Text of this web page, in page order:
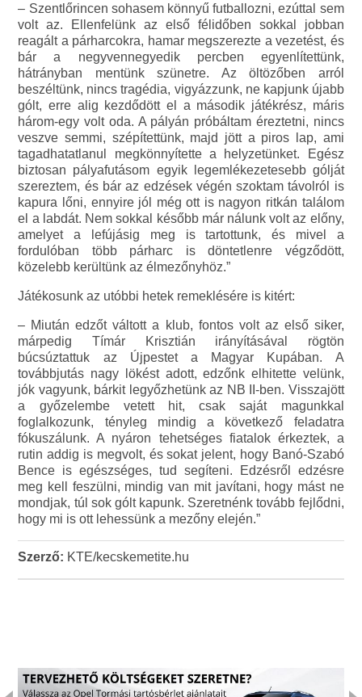
– Szentlőrincen sohasem könnyű futballozni, ezúttal sem
volt az. Ellenfelünk az első félidőben sokkal jobban
reagált a párharcokra, hamar megszerezte a vezetést, és
bár a negyvennegyedik percben egyenlítettünk,
hátrányban mentünk szünetre. Az öltözőben arról
beszéltünk, nincs tragédia, vigyázzunk, ne kapjunk újabb
gólt, erre alig kezdődött el a második játékrész, máris
három-egy volt oda. A pályán próbáltam éreztetni, nincs
veszve semmi, szépítettünk, majd jött a piros lap, ami
tagadhatatlanul megkönnyítette a helyzetünket. Egész
biztosan pályafutásom egyik legemlékezetesebb gólját
szereztem, és bár az edzések végén szoktam távolról is
kapura lőni, ennyire jól még ott is nagyon ritkán találom
el a labdát. Nem sokkal később már nálunk volt az előny,
amelyet a lefújásig meg is tartottunk, és mivel a
fordulóban több párharc is döntetlenre végződött,
közelebb kerültünk az élmezőnyhöz.”
Játékosunk az utóbbi hetek remeklésére is kitért:
– Miután edzőt váltott a klub, fontos volt az első siker,
márpedig Tímár Krisztián irányításával rögtön
búcsúztattuk az Újpestet a Magyar Kupában. A
továbbjutás nagy lökést adott, edzőnk elhitette velünk,
jók vagyunk, bárkit legyőzhetünk az NB II-ben. Visszajött
a győzelembe vetett hit, csak saját magunkkal
foglalkozunk, tényleg mindig a következő feladatra
fókuszálunk. A nyáron tehetséges fiatalok érkeztek, a
rutin addig is megvolt, és sokat jelent, hogy Banó-Szabó
Bence is egészséges, tud segíteni. Edzésről edzésre
meg kell feszülni, mindig van mit javítani, hogy mást ne
mondjak, túl sok gólt kapunk. Szeretnénk tovább fejlődni,
hogy mi is ott lehessünk a mezőny elején.”
Szerző: KTE/kecskemetite.hu